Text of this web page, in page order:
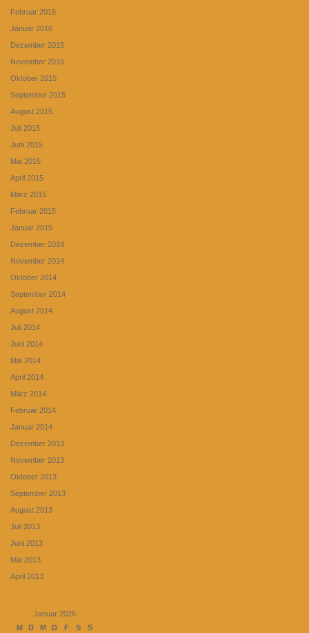
Februar 2016
Januar 2016
Dezember 2015
November 2015
Oktober 2015
September 2015
August 2015
Juli 2015
Juni 2015
Mai 2015
April 2015
März 2015
Februar 2015
Januar 2015
Dezember 2014
November 2014
Oktober 2014
September 2014
August 2014
Juli 2014
Juni 2014
Mai 2014
April 2014
März 2014
Februar 2014
Januar 2014
Dezember 2013
November 2013
Oktober 2013
September 2013
August 2013
Juli 2013
Juni 2013
Mai 2013
April 2013
Januar 2026
M
D M D F S
S